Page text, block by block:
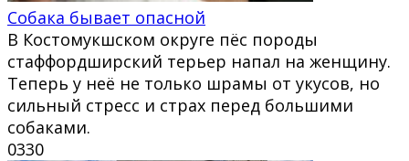
Собака бывает опасной
В Костомукшском округе пёс породы
стаффордширский терьер напал на женщину.
Теперь у неё не только шрамы от укусов, но
сильный стресс и страх перед большими
собаками.
0330